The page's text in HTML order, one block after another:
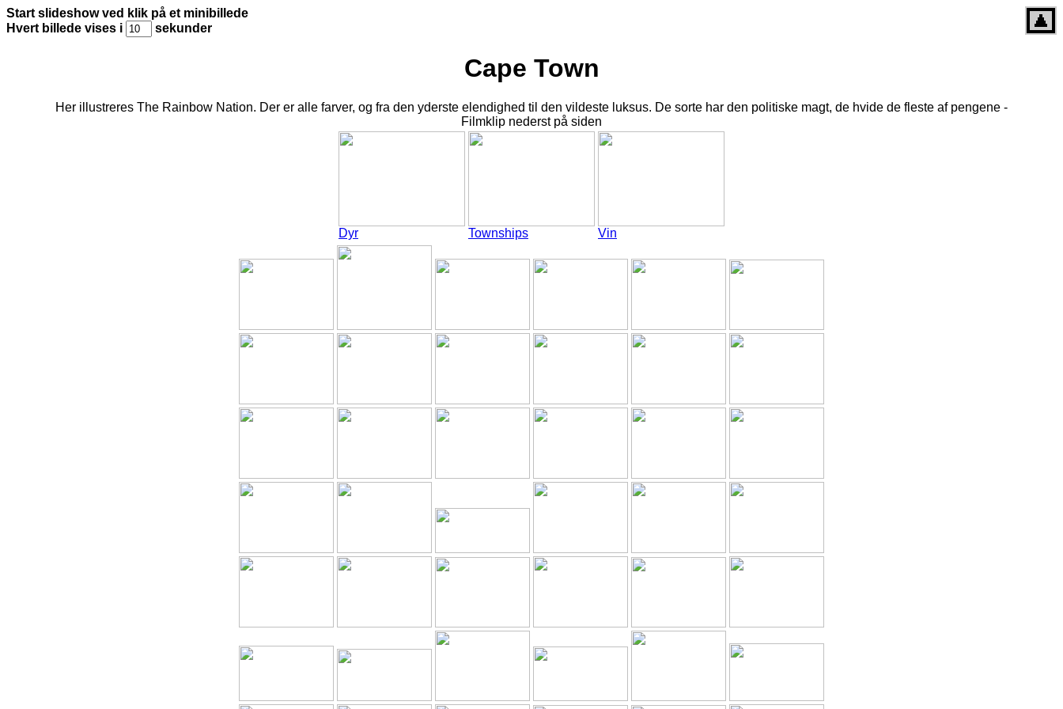
Start slideshow ved klik på et minibillede
Hvert billede vises i
sekunder
Cape Town
Her illustreres The Rainbow Nation. Der er alle farver, og fra den yderste elendighed til den vildeste luksus. De sorte har den politiske magt, de hvide de fleste af pengene -
Filmklip nederst på siden
Dyr Townships Vin